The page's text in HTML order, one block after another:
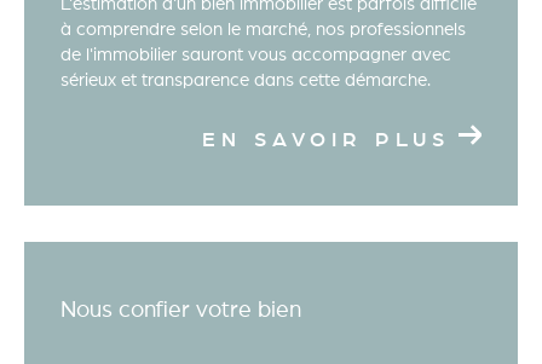
Grâce à notre équipe dédiée et nos connaissances
approfondies du marché immobilier local, vous
la propriété idéale qui répondra à vos besoins et à
Contacter notre agence
L'estimation d'un bien immobilier est parfois difficile
à comprendre selon le marché, nos professionnels
de l'immobilier sauront vous accompagner avec
sérieux et transparence dans cette démarche.
EN SAVOIR PLUS
Nous confier votre bien